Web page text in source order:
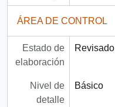
ÁREA DE CONTROL
Estado de
elaboración
Revisado
Nivel de
detalle
Básico